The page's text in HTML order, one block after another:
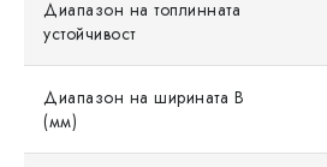
Диапазон на топлинната
устойчивост
Диапазон на ширината B
(мм)